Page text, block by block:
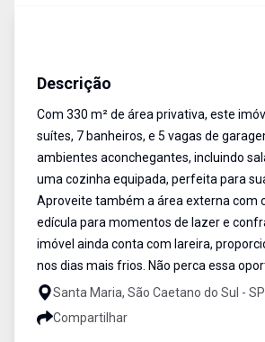
Descrição
Com 330 m² de área privativa, este
suítes, 7 banheiros, e 5 vagas de
ambientes aconchegantes, incluindo
uma cozinha equipada, perfeita para
Aproveite também a área externa com
edícula para momentos de lazer e
imóvel ainda conta com lareira,
nos dias mais frios. Não perca essa
Santa Maria, São Caetano do Sul - SP
Compartilhar